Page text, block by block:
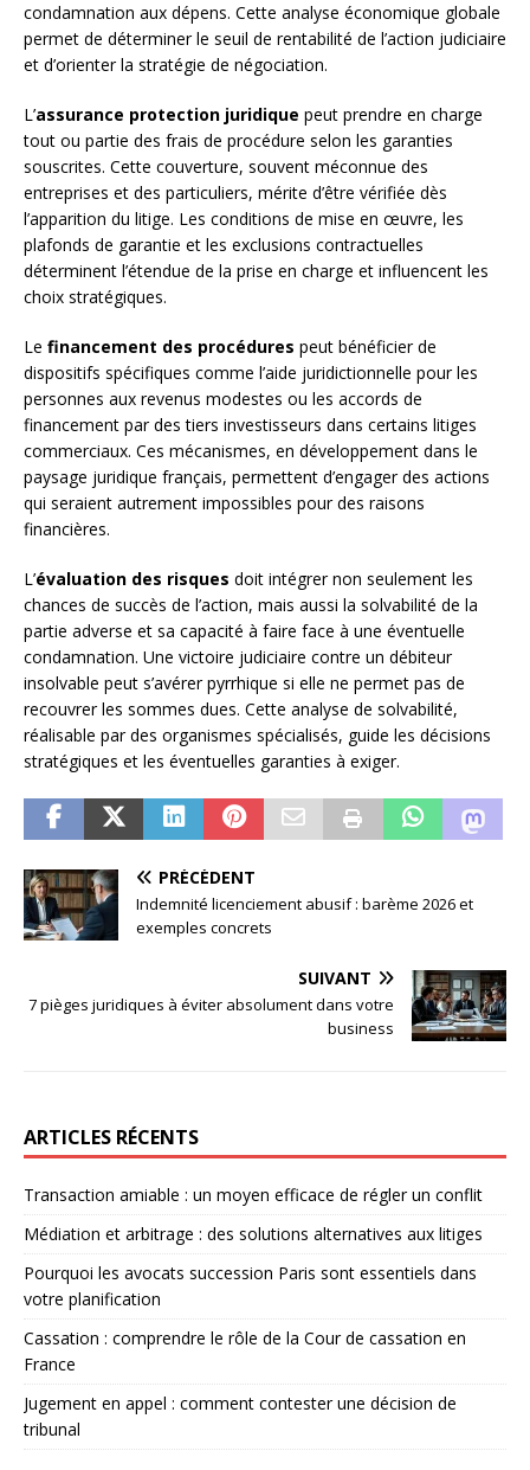
condamnation aux dépens. Cette analyse économique globale
permet de déterminer le seuil de rentabilité de l’action judiciaire
et d’orienter la stratégie de négociation.
L’assurance protection juridique peut prendre en charge
tout ou partie des frais de procédure selon les garanties
souscrites. Cette couverture, souvent méconnue des
entreprises et des particuliers, mérite d’être vérifiée dès
l’apparition du litige. Les conditions de mise en œuvre, les
plafonds de garantie et les exclusions contractuelles
déterminent l’étendue de la prise en charge et influencent les
choix stratégiques.
Le financement des procédures peut bénéficier de
dispositifs spécifiques comme l’aide juridictionnelle pour les
personnes aux revenus modestes ou les accords de
financement par des tiers investisseurs dans certains litiges
commerciaux. Ces mécanismes, en développement dans le
paysage juridique français, permettent d’engager des actions
qui seraient autrement impossibles pour des raisons
financières.
L’évaluation des risques doit intégrer non seulement les
chances de succès de l’action, mais aussi la solvabilité de la
partie adverse et sa capacité à faire face à une éventuelle
condamnation. Une victoire judiciaire contre un débiteur
insolvable peut s’avérer pyrrhique si elle ne permet pas de
recouvrer les sommes dues. Cette analyse de solvabilité,
réalisable par des organismes spécialisés, guide les décisions
stratégiques et les éventuelles garanties à exiger.
PRÉCÉDENT
Indemnité licenciement abusif : barème 2026 et
exemples concrets
SUIVANT
7 pièges juridiques à éviter absolument dans votre
business
ARTICLES RÉCENTS
Transaction amiable : un moyen efficace de régler un conflit
Médiation et arbitrage : des solutions alternatives aux litiges
Pourquoi les avocats succession Paris sont essentiels dans
votre planification
Cassation : comprendre le rôle de la Cour de cassation en
France
Jugement en appel : comment contester une décision de
tribunal